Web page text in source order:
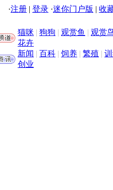
·注册 | 登录 ·迷你门户版 | 收
猫咪 | 狗狗 | 观赏鱼 | 观赏
花卉
新闻 | 百科 | 饲养 | 繁殖 |
创业